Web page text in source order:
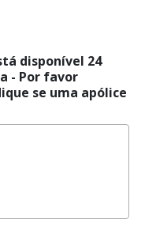
disponível 24
- Por favor
se uma apólice